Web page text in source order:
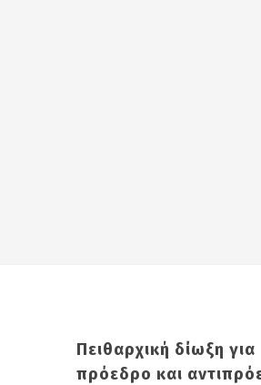
Πειθαρχική δίωξη για
πρόεδρο και